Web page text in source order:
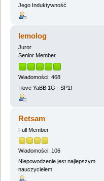
Jego Induktywność
lemolog
Juror
Senior Member
Wiadomości: 468
I love YaBB 1G - SP1!
Retsam
Full Member
Wiadomości: 106
Niepowodzenie jest najlepszym
nauczycielem